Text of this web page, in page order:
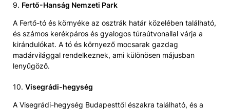
9. Fertő-Hanság Nemzeti Park
A Fertő-tó és környéke az osztrák határ közelében található,
és számos kerékpáros és gyalogos túraútvonallal várja a
kirándulókat. A tó és környező mocsarak gazdag
madárvilággal rendelkeznek, ami különösen májusban
lenyűgöző.
10. Visegrádi-hegység
A Visegrádi-hegység Budapesttől északra található, és a